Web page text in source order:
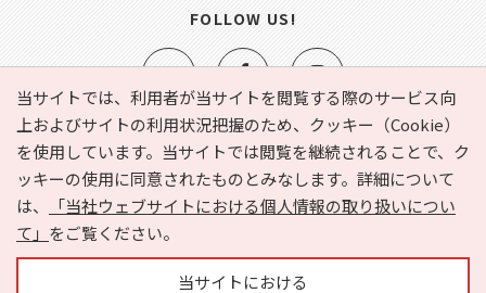
当サイトでは、利用者が当サイトを閲覧する際のサービス向
上およびサイトの利用状況把握のため、クッキー（Cookie）
を使用しています。当サイトでは閲覧を継続されることで、ク
ッキーの使用に同意されたものとみなします。詳細について
は、
「当社ウェブサイトにおける個人情報の取り扱いについ
て」 をご覧ください。
当サイトにおける
e-NAVITA（イーナビタ）とは？ お気に入り
ヘルプ
利用規約
個人情報の取り扱いについて
運営会社
サイトマップ
広告掲載に関するお問い合わせ
FOLLOW US!